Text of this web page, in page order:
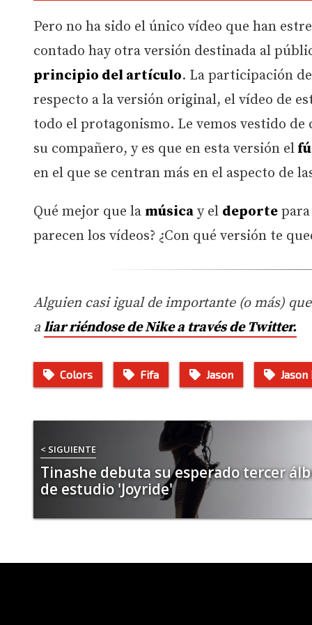
Pero no ha sido el único vídeo que han
contado hay otra versión destinada al
principio del artículo. La participación
respecto a la versión original, el vídeo de
todo el protagonismo. Le vemos vestido
su compañero, y es que en esta versión el
en el que se centran más en el aspecto de
Qué mejor que la música y el deporte
parecen los vídeos? ¿Con qué versión te
Alguien casi igual de importante (o más)
a liar riéndose de Nike a través de Twitter.
Colors Fifa Jason
< SIGUIENTE
Tinashe debuta su esperado tercer
de estudio 'Joyride'